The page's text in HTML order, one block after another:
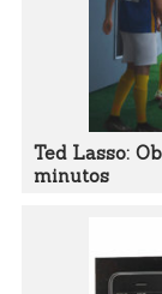
Ted Lasso:
minutos